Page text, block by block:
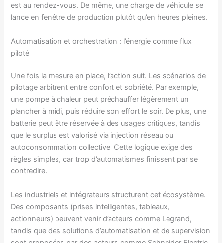
est au rendez-vous. De même, une charge de véhicule se
lance en fenêtre de production plutôt qu’en heures pleines.
Automatisation et orchestration : l’énergie comme flux
piloté
Une fois la mesure en place, l’action suit. Les scénarios de
pilotage arbitrent entre confort et sobriété. Par exemple,
une pompe à chaleur peut préchauffer légèrement un
plancher à midi, puis réduire son effort le soir. De plus, une
batterie peut être réservée à des usages critiques, tandis
que le surplus est valorisé via injection réseau ou
autoconsommation collective. Cette logique exige des
règles simples, car trop d’automatismes finissent par se
contredire.
Les industriels et intégrateurs structurent cet écosystème.
Des composants (prises intelligentes, tableaux,
actionneurs) peuvent venir d’acteurs comme Legrand,
tandis que des solutions d’automatisation et de supervision